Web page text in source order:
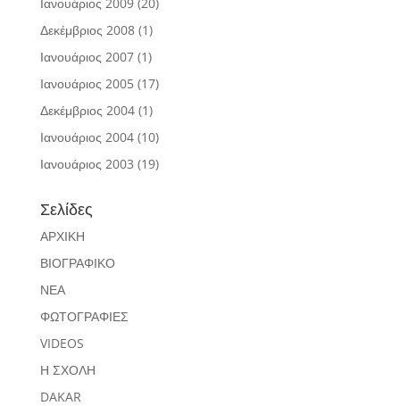
Δεκέμβριος 2008(1)
Ιανουάριος 2007(1)
Ιανουάριος 2005(17)
Δεκέμβριος 2004(1)
Ιανουάριος 2004(10)
Ιανουάριος 2003 (19)
Σελίδες
ΑΡΧΙΚΗ
ΒΙΟΓΡΑΦΙΚΟ
ΝΕΑ
ΦΩΤΟΓΡΑΦΙΕΣ
VIDEOS
Η ΣΧΟΛΗ
DAKAR